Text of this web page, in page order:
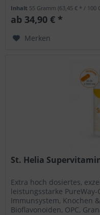
Inhalt 55 Gramm(63,45 € * / 100
ab 34,90 € *
Merken
St. Helia
Extra hoch dosiertes,
leistungsstarke
Immunsystem, Knochen
Bioflavonoiden, OPC,